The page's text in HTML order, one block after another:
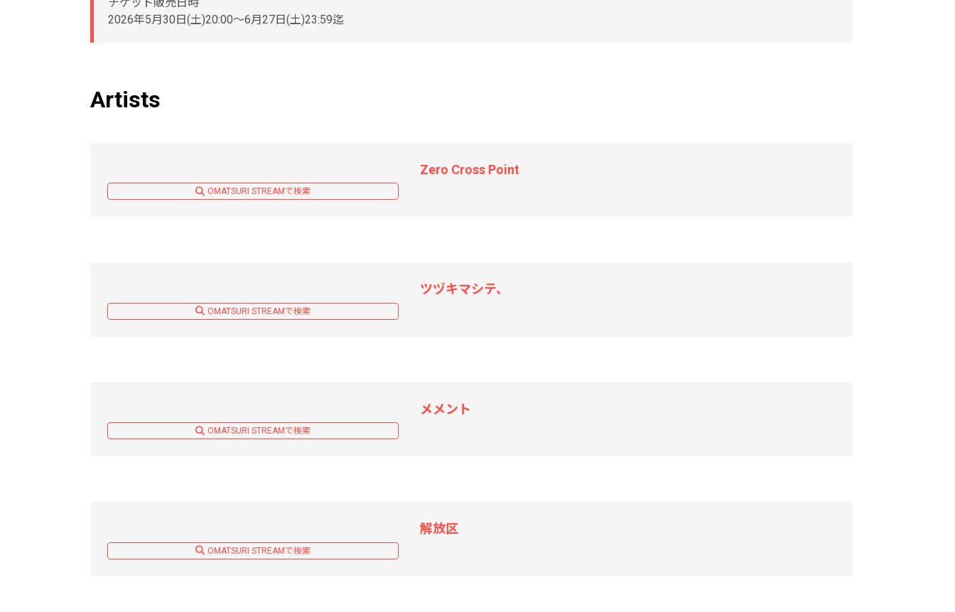
2026年5月30日(土)20:00〜6月27日(土)23:59迄
Artists
OMATSURI STREAMで検索
Zero Cross Point
OMATSURI STREAMで検索
ツヅキマシテ、
OMATSURI STREAMで検索
メメント
OMATSURI STREAMで検索
解放区